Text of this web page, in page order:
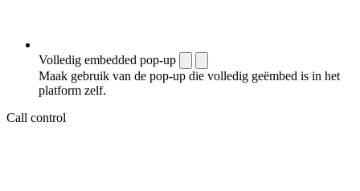
Volledig embedded pop-up
Maak gebruik van de pop-up die volledig geëmbed is in het
platform zelf.
Call control